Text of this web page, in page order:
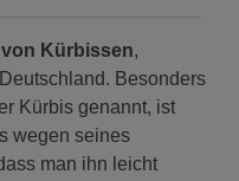
Kürbissen,
Besonders
Kürbis genannt, ist
wegen seines
man ihn leicht